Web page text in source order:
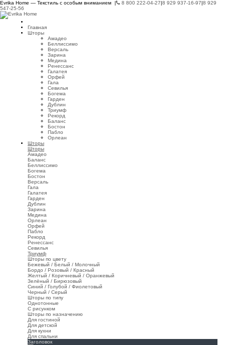
Evrika Home — Текстиль с особым вниманием | 8 800 222-04-27|8 929 937-16-97|8 929
547-25-56
Главная
Шторы
Амадео
Беллиссимо
Версаль
Зарина
Медина
Ренессанс
Галатея
Орфей
Гала
Севилья
Богема
Гарден
Дублин
Триумф
Рекорд
Баланс
Бостон
Пабло
Орлеан
Шторы
Шторы
Амадео
Баланс
Беллиссимо
Богема
Бостон
Версаль
Гала
Галатея
Гарден
Дублин
Зарина
Медина
Орлеан
Орфей
Пабло
Рекорд
Ренессанс
Севилья
Триумф
Шторы по цвету
Бежевый / Белый / Молочный
Бордо / Розовый / Красный
Желтый / Коричневый / Оранжевый
Зелёный / Бирюзовый
Синий / Голубой / Фиолетовый
Черный / Серый
Шторы по типу
Однотонные
С рисунком
Шторы по назначению
Для гостиной
Для детской
Для кухни
Для спальни
Заголовок